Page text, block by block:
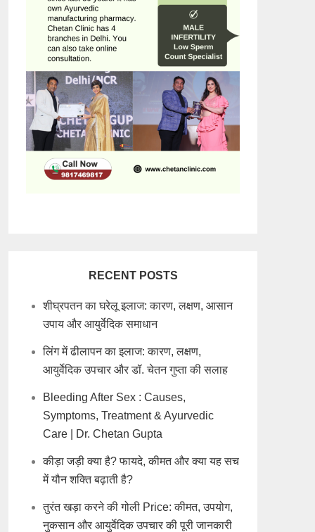
RECENT POSTS
शीघ्रपतन का घरेलू इलाज: कारण, लक्षण, आसान
उपाय और आयुर्वेदिक समाधान
लिंग में ढीलापन का इलाज: कारण, लक्षण,
आयुर्वेदिक उपचार और डॉ. चेतन गुप्ता की सलाह
Bleeding After Sex : Causes,
Symptoms, Treatment & Ayurvedic
Care | Dr. Chetan Gupta
कीड़ा जड़ी क्या है? फायदे, कीमत और क्या यह सच
में यौन शक्ति बढ़ाती है?
तुरंत खड़ा करने की गोली Price: कीमत, उपयोग,
नुकसान और आयुर्वेदिक उपचार की पूरी जानकारी